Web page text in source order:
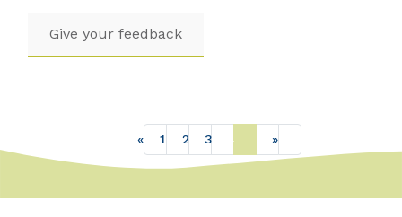
Give your feedback
« 1 2 3 4 »